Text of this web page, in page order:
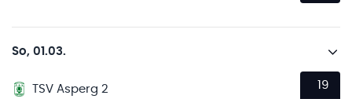
So, 01.03.
TSV Asperg 2
19